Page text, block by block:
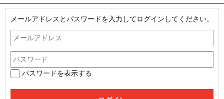
メールアドレスとパスワードを入力してログインしてください。
パスワードを表示する